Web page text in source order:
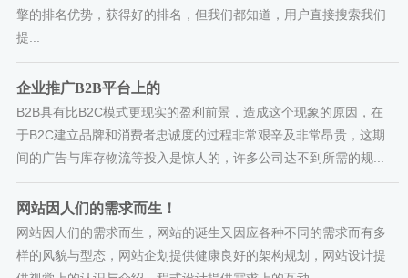
擎的排名优势，获得好的排名，但我们都知道，用户直接搜索我们
提...
企业推广B2B平台上的
B2B具有比B2C模式更现实的盈利前景，造成这个现象的原因，在
于B2C建立品牌和消费者忠诚度的过程非常艰辛及非常昂贵，这期
间的广告与库存物流等投入是惊人的，许多公司达不到所需的规...
网站因人们的需求而生！
网站因人们的需求而生，网站的诞生又因应各种不同的需求而有多
样的风貌与型态，网站企划提供健康良好的架构规划，网站设计提